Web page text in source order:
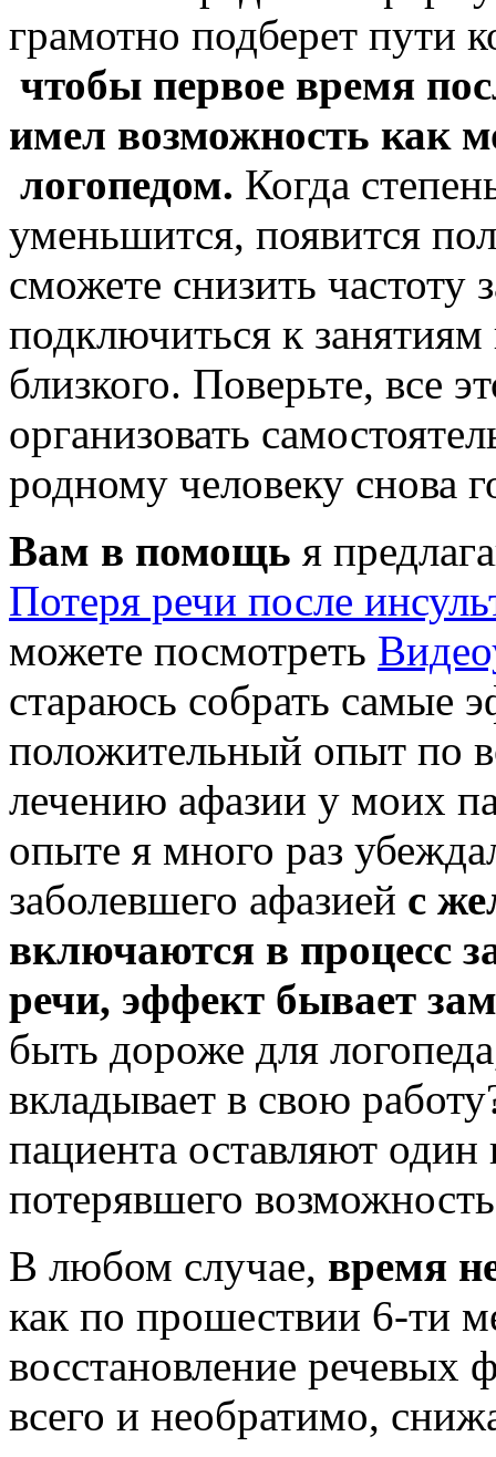
грамотно подберет пути
чтобы первое время
имел возможность как
логопедом. Когда
уменьшится, появится
сможете снизить частоту
подключиться к
близкого. Поверьте, все
организовать
родному человеку снова
Вам в помощь я
Потеря речи после
можете посмотреть
стараюсь собрать самые
положительный опыт по
лечению афазии у моих
опыте я много раз
заболевшего афазией с
включаются в процесс
речи, эффект бывает
быть дороже для
вкладывает в свою
пациента оставляют
потерявшего
В любом случае, время
как по прошествии 6-ти
восстановление речевых
всего и необратимо,